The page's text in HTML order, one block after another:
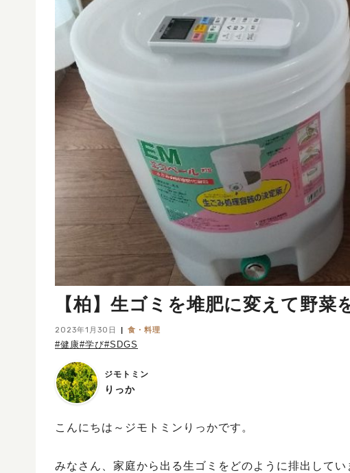
【柏】生ゴミを堆肥に変えて野
2023年1月30日 食・料理
#健康#学び#SDGS
ジモトミン
りっか
こんにちは～ジモトミンりっかです。
みなさん、家庭から出る生ゴミをどのように排出してい